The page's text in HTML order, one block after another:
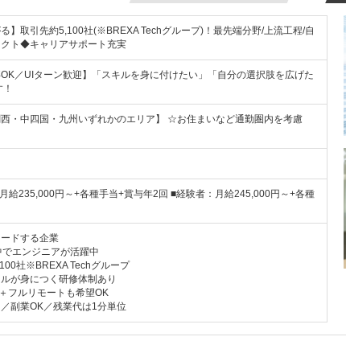
る】取引先約5,100社(※BREXA Techグループ)！最先端分野/上流工程/自
ト◆キャリアサポート充実
OK／UIターン歓迎】「スキルを身に付けたい」「自分の選択肢を広げた
西・中四国・九州いずれかのエリア】 ☆お住まいなど通勤圏内を考慮
給235,000円～+各種手当+賞与年2回 ■経験者：月給245,000円～+各種
ドする企業
でエンジニアが活躍中
社※BREXA Techグループ
が身につく研修体制あり
フルリモートも希望OK
副業OK／残業代は1分単位